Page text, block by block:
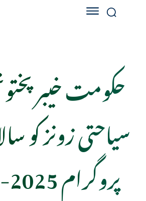
حکومت خیبر
سیاحتی زونز کو